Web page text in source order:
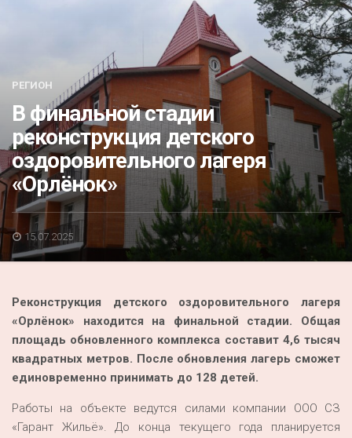
Люди родного края
Акция
К 70-летию районного Дома культуры
Конкурс
Люди родного края
Национальные проекты
Память
Перепись — 2020
РЕГИОН
В финальной стадии
реконструкция детского
оздоровительного лагеря
«Орлёнок»
15.07.2025
Реконструкция детского оздоровительного лагеря
«Орлёнок» находится на финальной стадии. Общая
площадь обновленного комплекса составит 4,6 тысяч
квадратных метров. После обновлениялагерь сможет
единовременно принимать до 128 детей.
Работы на объекте ведутся силами компании ООО СЗ
«Гарант Жильё». До конца текущего года планируется